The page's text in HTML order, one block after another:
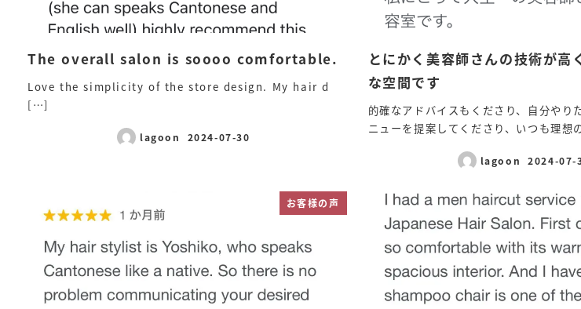
The overall salon is soooo comfortable.
Love the simplicity of the store design. My hair d
[…]
lagoon
投稿日
2024-07-30
とにかく美容師さんの技術が高
な空間です
的確なアドバイスもくださり、自分やり
ニューを提案してくださり、いつも理
lagoon
投稿日
2024-07-
お客様の声